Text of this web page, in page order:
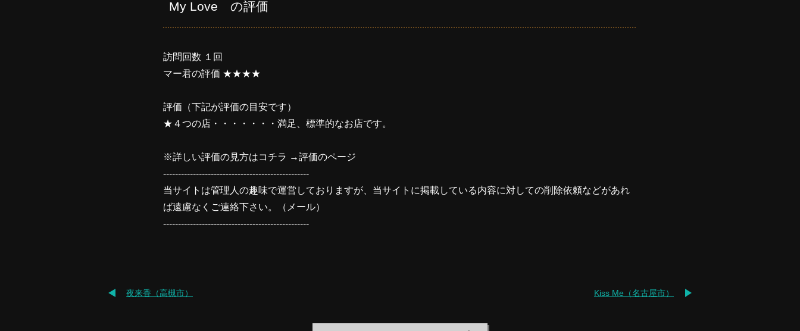
My Love の評価
訪問回数 １回
マー君の評価 ★★★★
評価（下記が評価の目安です）
★４つの店・・・・・・・満足、標準的なお店です。
※詳しい評価の見方はコチラ →評価のページ
-------------------------------------------------
当サイトは管理人の趣味で運営しておりますが、当サイトに掲載している内容に対しての削除依頼などがあれ
ば遠慮なくご連絡下さい。（ メール）
-------------------------------------------------
夜来香（高槻市） Kiss Me（名古屋市）